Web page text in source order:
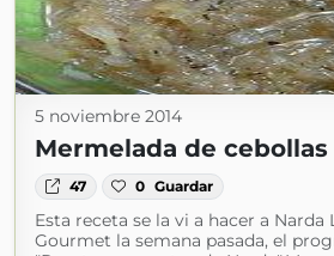
5 noviembre 2014
Mermelada de cebollas
47 0 Guardar
Esta receta se la vi a hacer a Narda
Gourmet la semana pasada, el